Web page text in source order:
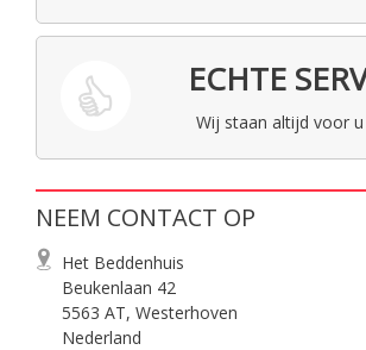
ECHTE
Wij staan altijd voor u
NEEM CONTACT OP
Het Beddenhuis
Beukenlaan 42
5563 AT, Westerhoven
Nederland